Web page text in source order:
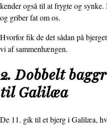
kender også til at frygte og
og griber fat om os.
Hvorfor fik de det sådan på
vi af sammenhængen.
2. Dobbelt
til Galilæa
De 11. gik til et bjerg i Galilæa,